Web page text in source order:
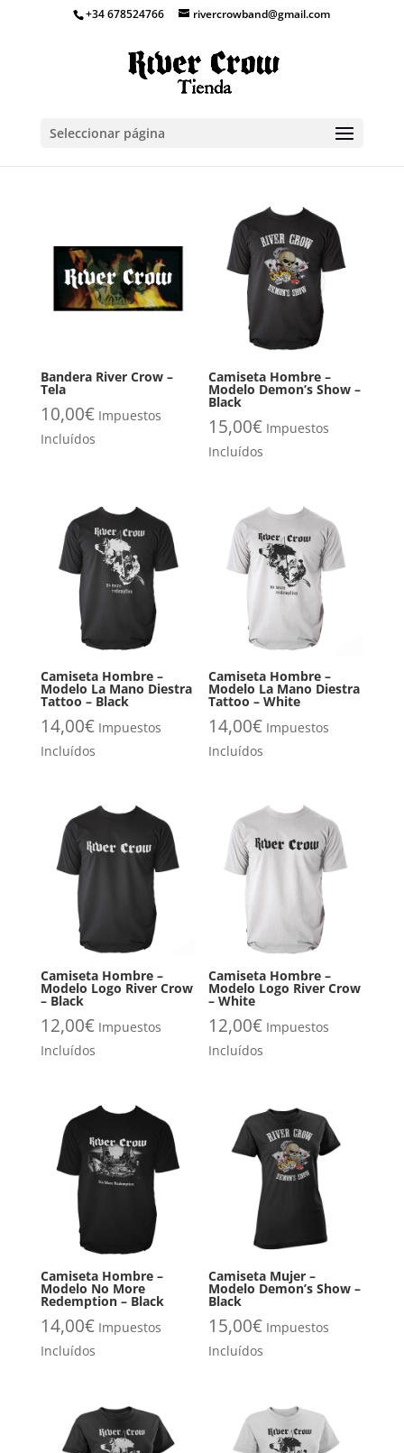
+34 678524766 rivercrowband@gmail.com
Seleccionar página
Bandera River Crow –
Tela
10,00€ Impuestos
Incluídos
Camiseta Hombre –
Modelo Demon’s Show –
Black
15,00€ Impuestos
Incluídos
Camiseta Hombre –
Modelo La Mano Diestra
Tattoo – Black
14,00€ Impuestos
Incluídos
Camiseta Hombre –
Modelo La Mano Diestra
Tattoo – White
14,00€ Impuestos
Incluídos
Camiseta Hombre –
Modelo Logo River Crow
– Black
12,00€ Impuestos
Incluídos
Camiseta Hombre –
Modelo Logo River Crow
– White
12,00€ Impuestos
Incluídos
Camiseta Hombre –
Modelo No More
Redemption – Black
14,00€ Impuestos
Incluídos
Camiseta Mujer –
Modelo Demon’s Show –
Black
15,00€ Impuestos
Incluídos